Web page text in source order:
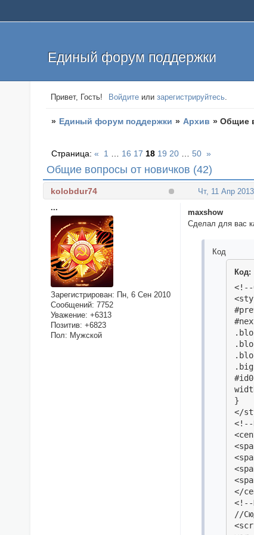
Единый форум поддержки
Привет, Гость! Войдите илизарегистрируйтесь.
» Единый форум поддержки » Архив »Общие
Общие вопросы от новичков (42)
Страница:« 1 16 17 18 19 20 50 »
Чт, 11 Апр
kolobdur74
...
Зарегистрирован: Пн, 6 Сен 2010
Сообщений: 7752
Уважение: +6313
Позитив: +6823
Пол: Мужской
maxshow
Сделал для вас
Код
Код:
<!--
}
</
<!--
</
<!--
//